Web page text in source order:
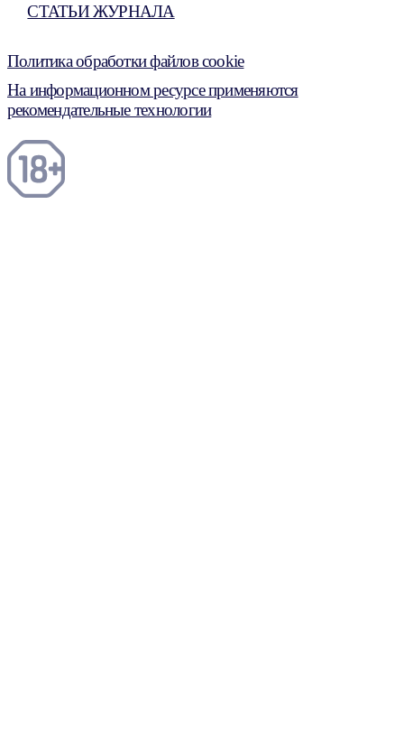
СТАТЬИ ЖУРНАЛА
Политика обработки файлов cookie
На информационном ресурсе применяются
рекомендательные технологии